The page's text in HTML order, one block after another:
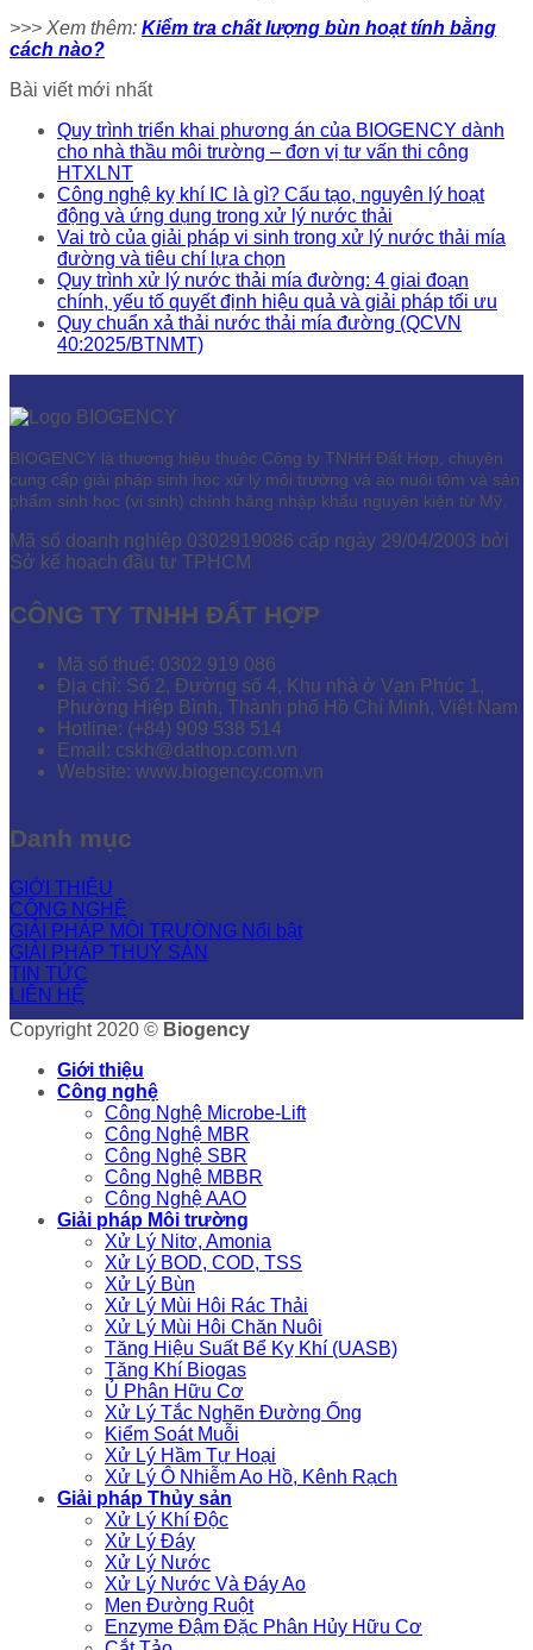
>>> Xem thêm: Kiểm tra chất lượng bùn hoạt tính bằng
cách nào?
Bài viết mới nhất
Quy trình triển khai phương án của BIOGENCY dành
cho nhà thầu môi trường – đơn vị tư vấn thi công
HTXLNT
Công nghệ kỵ khí IC là gì? Cấu tạo, nguyên lý hoạt
động và ứng dụng trong xử lý nước thải
Vai trò của giải pháp vi sinh trong xử lý nước thải mía
đường và tiêu chí lựa chọn
Quy trình xử lý nước thải mía đường: 4 giai đoạn
chính, yếu tố quyết định hiệu quả và giải pháp tối ưu
Quy chuẩn xả thải nước thải mía đường (QCVN
40:2025/BTNMT)
BIOGENCY là thương hiệu thuộc Công ty TNHH Đất Hợp, chuyên
cung cấp giải pháp sinh học xử lý môi trường và ao nuôi tôm và sản
phẩm sinh học (vi sinh) chính hãng nhập khẩu nguyên kiện từ Mỹ.
Mã số doanh nghiệp 0302919086 cấp ngày 29/04/2003 bởi
Sở kế hoạch đầu tư TPHCM
CÔNG TY TNHH ĐẤT HỢP
Mã số thuế: 0302 919 086
Địa chỉ: Số 2, Đường số 4, Khu nhà ở Vạn Phúc 1,
Phường Hiệp Bình, Thành phố Hồ Chí Minh, Việt Nam
Hotline: (+84) 909 538 514
Email: cskh@dathop.com.vn
Website: www.biogency.com.vn
Danh mục
GIỚI THIỆU
CÔNG NGHỆ
GIẢI PHÁP MÔI TRƯỜNG
GIẢI PHÁP THUỶ SẢN
TIN TỨC
LIÊN HỆ
Copyright 2020 © Biogency
Giới thiệu
Công nghệ
Công Nghệ Microbe-Lift
Công Nghệ MBR
Công Nghệ SBR
Công Nghệ MBBR
Công Nghệ AAO
Giải pháp Môi trường
Xử Lý Nitơ, Amonia
Xử Lý BOD, COD, TSS
Xử Lý Bùn
Xử Lý Mùi Hôi Rác Thải
Xử Lý Mùi Hôi Chăn Nuôi
Tăng Hiệu Suất Bể Kỵ Khí (UASB)
Tăng Khí Biogas
Ủ Phân Hữu Cơ
Xử Lý Tắc Nghẽn Đường Ống
Kiểm Soát Muỗi
Xử Lý Hầm Tự Hoại
Xử Lý Ô Nhiễm Ao Hồ, Kênh Rạch
Giải pháp Thủy sản
Xử Lý Khí Độc
Xử Lý Đáy
Xử Lý Nước
Xử Lý Nước Và Đáy Ao
Men Đường Ruột
Enzyme Đậm Đặc Phân Hủy Hữu Cơ